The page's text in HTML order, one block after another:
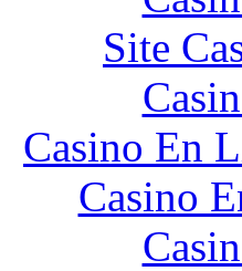
Site
Casino En
Casino